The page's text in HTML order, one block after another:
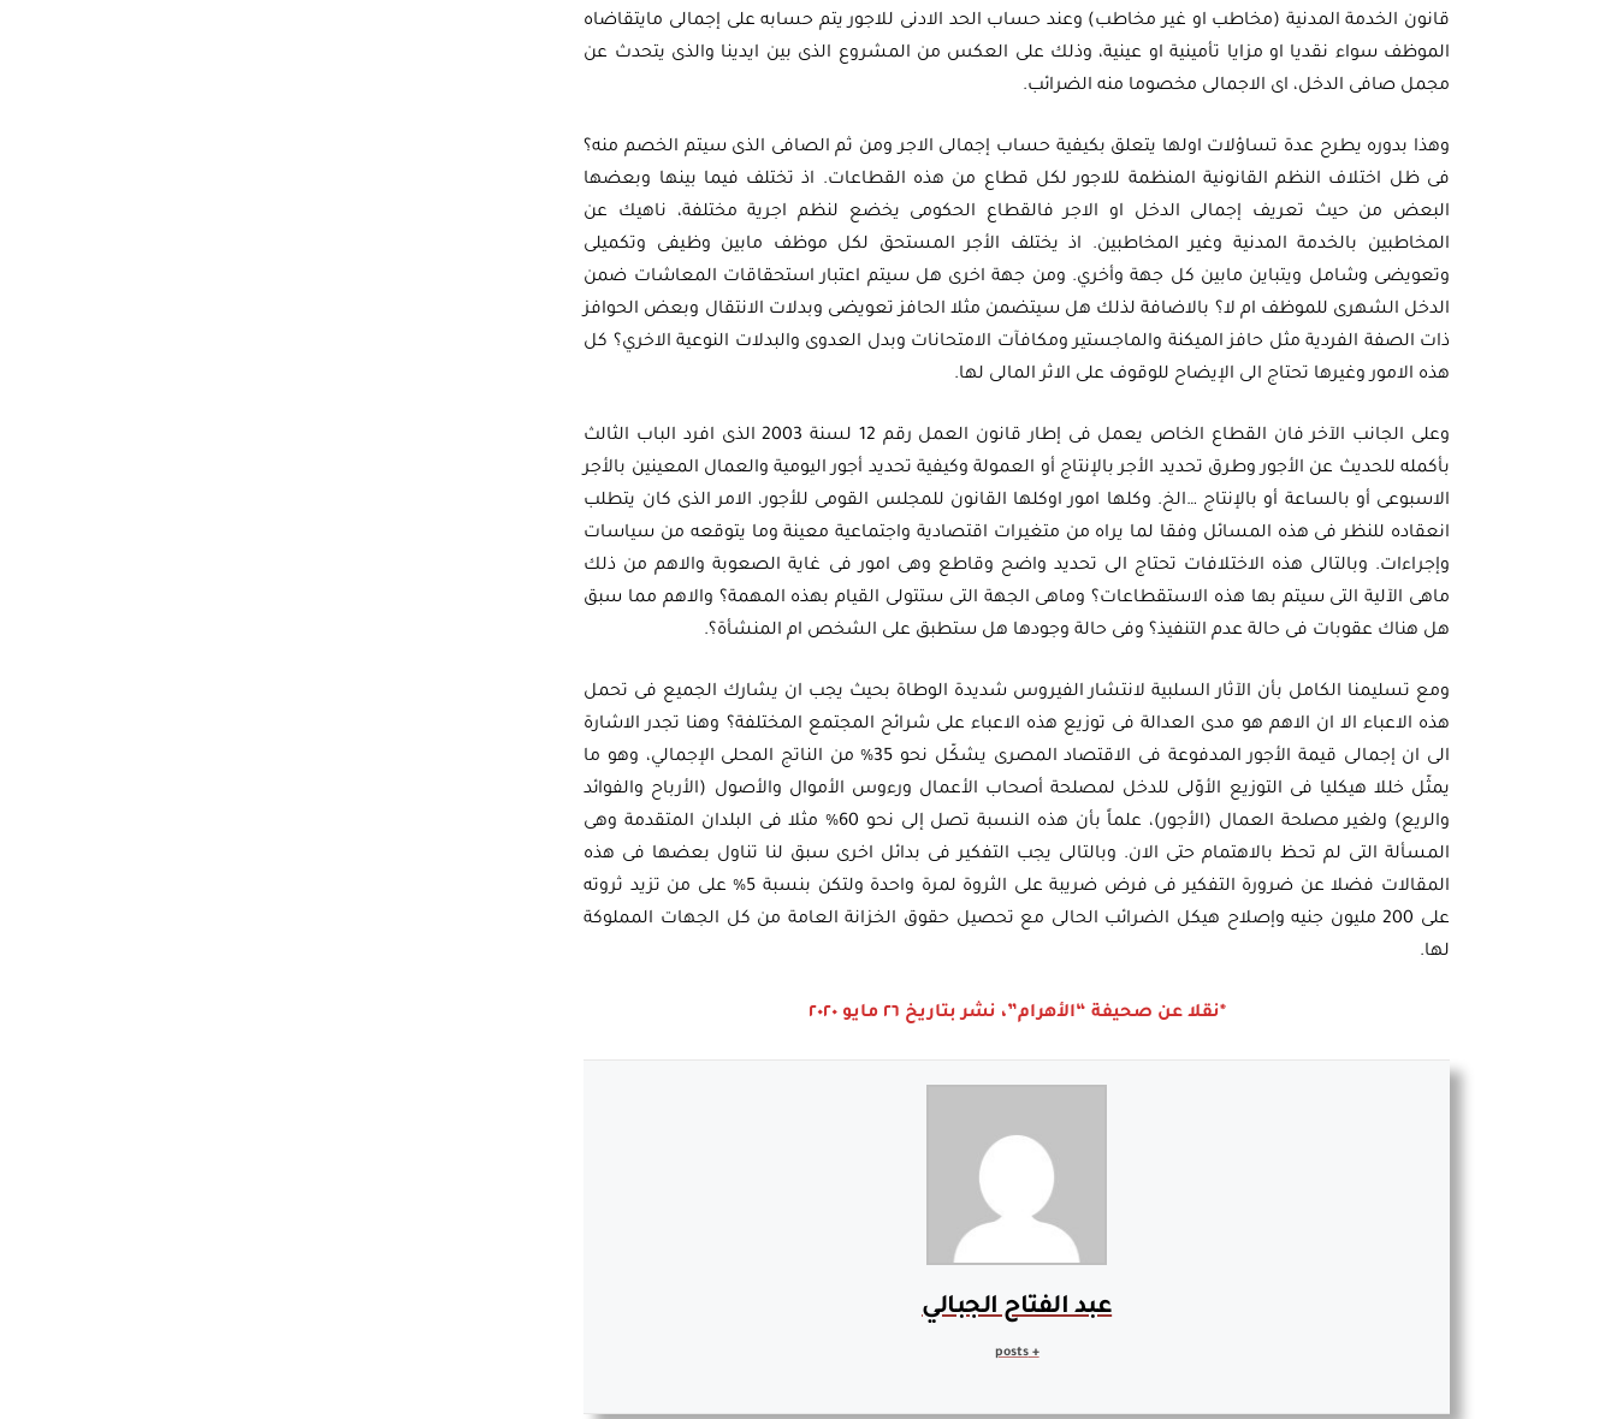
قانون الخدمة المدنية (مخاطب او غير مخاطب) وعند حساب الحد الادنى للاجور يتم حسابه على إجمالى مايتقاضاه
الموظف سواء نقديا او مزايا تأمينية او عينية، وذلك على العكس من المشروع الذى بين ايدينا والذى يتحدث عن
مجمل صافى الدخل، اى الاجمالى مخصوما منه الضرائب.
وهذا بدوره يطرح عدة تساؤلات اولها يتعلق بكيفية حساب إجمالى الاجر ومن ثم الصافى الذى سيتم الخصم منه؟
فى ظل اختلاف النظم القانونية المنظمة للاجور لكل قطاع من هذه القطاعات. اذ تختلف فيما بينها وبعضها
البعض من حيث تعريف إجمالى الدخل او الاجر فالقطاع الحكومى يخضع لنظم اجرية مختلفة، ناهيك عن
المخاطبين بالخدمة المدنية وغير المخاطبين. اذ يختلف الأجر المستحق لكل موظف مابين وظيفى وتكميلى
وتعويضى وشامل ويتباين مابين كل جهة وأخري. ومن جهة اخرى هل سيتم اعتبار استحقاقات المعاشات ضمن
الدخل الشهرى للموظف ام لا؟ بالاضافة لذلك هل سيتضمن مثلا الحافز تعويضى وبدلات الانتقال وبعض الحوافز
ذات الصفة الفردية مثل حافز الميكنة والماجستير ومكافآت الامتحانات وبدل العدوى والبدلات النوعية الاخري؟ كل
هذه الامور وغيرها تحتاج الى الإيضاح للوقوف على الاثر المالى لها.
وعلى الجانب الآخر فان القطاع الخاص يعمل فى إطار قانون العمل رقم 12 لسنة 2003 الذى افرد الباب الثالث
بأكمله للحديث عن الأجور وطرق تحديد الأجر بالإنتاج أو العمولة وكيفية تحديد أجور اليومية والعمال المعينين بالأجر
الاسبوعى أو بالساعة أو بالإنتاج …الخ. وكلها امور اوكلها القانون للمجلس القومى للأجور، الامر الذى كان يتطلب
انعقاده للنظر فى هذه المسائل وفقا لما يراه من متغيرات اقتصادية واجتماعية معينة وما يتوقعه من سياسات
وإجراءات. وبالتالى هذه الاختلافات تحتاج الى تحديد واضح وقاطع وهى امور فى غاية الصعوبة والاهم من ذلك
ماهى الآلية التى سيتم بها هذه الاستقطاعات؟ وماهى الجهة التى ستتولى القيام بهذه المهمة؟ والاهم مما سبق
هل هناك عقوبات فى حالة عدم التنفيذ؟ وفى حالة وجودها هل ستطبق على الشخص ام المنشأة؟.
ومع تسليمنا الكامل بأن الآثار السلبية لانتشار الفيروس شديدة الوطاة بحيث يجب ان يشارك الجميع فى تحمل
هذه الاعباء الا ان الاهم هو مدى العدالة فى توزيع هذه الاعباء على شرائح المجتمع المختلفة؟ وهنا تجدر الاشارة
الى ان إجمالى قيمة الأجور المدفوعة فى الاقتصاد المصرى يشكّل نحو 35% من الناتج المحلى الإجمالي، وهو ما
يمثّل خللا هيكليا فى التوزيع الأوّلى للدخل لمصلحة أصحاب الأعمال ورءوس الأموال والأصول (الأرباح والفوائد
والريع) ولغير مصلحة العمال (الأجور)، علماً بأن هذه النسبة تصل إلى نحو 60% مثلا فى البلدان المتقدمة وهى
المسألة التى لم تحظ بالاهتمام حتى الان. وبالتالى يجب التفكير فى بدائل اخرى سبق لنا تناول بعضها فى هذه
المقالات فضلا عن ضرورة التفكير فى فرض ضريبة على الثروة لمرة واحدة ولتكن بنسبة 5% على من تزيد ثروته
على 200 مليون جنيه وإصلاح هيكل الضرائب الحالى مع تحصيل حقوق الخزانة العامة من كل الجهات المملوكة
لها.
*نقلا عن صحيفة “الأهرام”، نشر بتاريخ ٢٦ مايو ٢٠٢٠
عبد الفتاح الجبالي
+ posts